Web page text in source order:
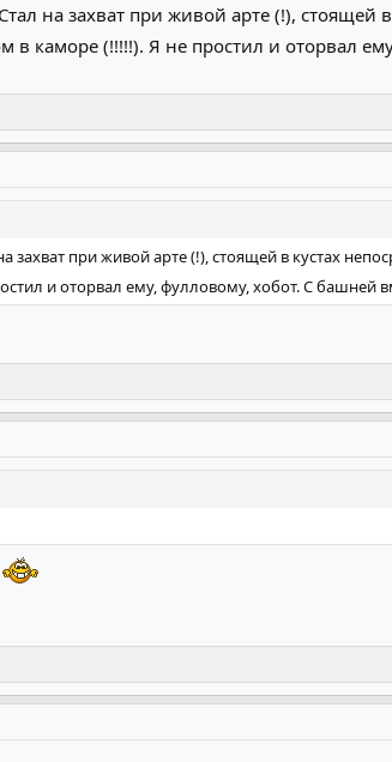
на захват при живой арте (!), стоящей
в каморе (!!!!!). Я не простил и оторвал
при живой арте (!), стоящей в кустах
и оторвал ему, фулловому, хобот. С башней